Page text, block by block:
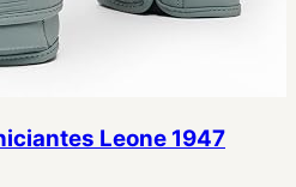
Leone 1947